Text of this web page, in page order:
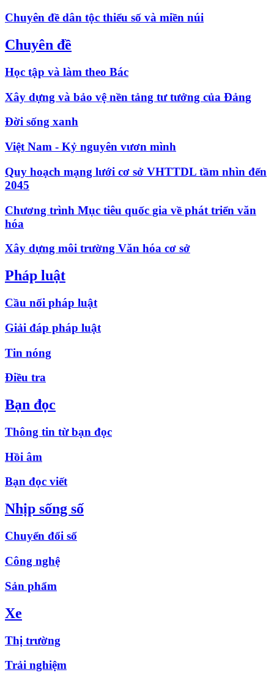
Chuyên đề dân tộc thiểu số và miền núi
Chuyên đề
Học tập và làm theo Bác
Xây dựng và bảo vệ nền tảng tư tưởng của Đảng
Đời sống xanh
Việt Nam - Kỷ nguyên vươn mình
Quy hoạch mạng lưới cơ sở VHTTDL tầm nhìn đến
2045
Chương trình Mục tiêu quốc gia về phát triển văn
hóa
Xây dựng môi trường Văn hóa cơ sở
Pháp luật
Cầu nối pháp luật
Giải đáp pháp luật
Tin nóng
Điều tra
Bạn đọc
Thông tin từ bạn đọc
Hồi âm
Bạn đọc viết
Nhịp sống số
Chuyển đổi số
Công nghệ
Sản phẩm
Xe
Thị trường
Trải nghiệm